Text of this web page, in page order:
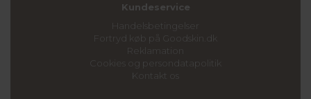
Kundeservice
Handelsbetingelser
Fortryd køb på Goodskin.dk
Reklamation
Cookies og persondatapolitik
Kontakt os